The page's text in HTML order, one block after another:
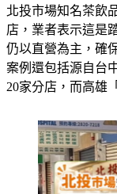
北投市場知名茶飲
店，業者表示這是
仍以直營為主，確
案例還包括源自台
20家分店，而高雄